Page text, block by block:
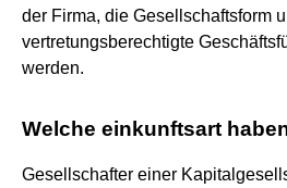
der Firma, die Gesellschaftsform
vertretungsberechtigte
werden.
Welche einkunftsart
Gesellschafter einer